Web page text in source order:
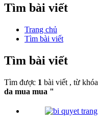
Tìm bài viết
Trang chủ
Tìm bài viết
Tìm bài viết
Tìm được 1 bài viết , từ khóa
da mua mua "